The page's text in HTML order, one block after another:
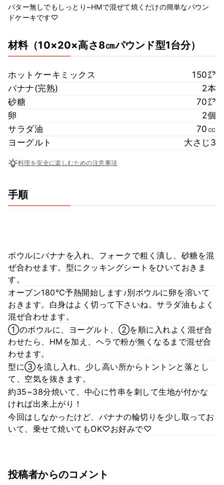
バター無しでもしっとり~HMで混ぜて焼くだけの簡単なパウン
ドケーキです♡
材料（10×20×高さ8㎝パウンド型1台分）
ホットケーキミックス
150㌘
バナナ(完熟)
2本
砂糖
70㌘
卵
2個
サラダ油
70㏄
ヨーグルト
大さじ3
料理を安全に楽しむための注意事項
手順
ボウルにバナナを入れ、フォークで粗く潰し、砂糖を混
ぜ合わせます。型にクッキングシートをひいておきま
す。
オーブン180℃予熱開始します♪別ボウルに卵を溶いて
おきます。白身はよく切って下さいね。サラダ油もよく
混ぜ合わせます。
①のボウルに、ヨーグルト、②を順に入れよく混ぜ合
わせたら、HMを加え、ヘラで粉が無くなるまで混ぜ合
わせます。
型に③を流し入れ、少し高い所からトントンと落とし
て、空気を抜きます。
約35~38分焼いて、中心に竹串を刺して生地が付かな
ければ出来上がり！
今回はしなかったけど、バナナの輪切りを少し取ってお
いて、乗せて焼いてもOK♡お好みで♡
投稿者からのコメント